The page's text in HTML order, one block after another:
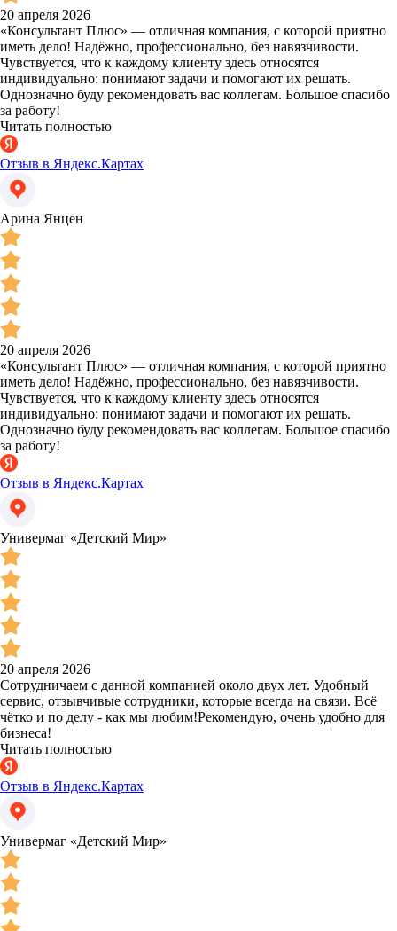
20 апреля 2026
«Консультант Плюс» — отличная компания, с которой приятно
иметь дело! Надёжно, профессионально, без навязчивости.
Чувствуется, что к каждому клиенту здесь относятся
индивидуально: понимают задачи и помогают их решать.
Однозначно буду рекомендовать вас коллегам. Большое спасибо
за работу!
Читать полностью
Отзыв в Яндекс.Картах
Арина Янцен
20 апреля 2026
«Консультант Плюс» — отличная компания, с которой приятно
иметь дело! Надёжно, профессионально, без навязчивости.
Чувствуется, что к каждому клиенту здесь относятся
индивидуально: понимают задачи и помогают их решать.
Однозначно буду рекомендовать вас коллегам. Большое спасибо
за работу!
Отзыв в Яндекс.Картах
Универмаг «Детский Мир»
20 апреля 2026
Сотрудничаем с данной компанией около двух лет. Удобный
сервис, отзывчивые сотрудники, которые всегда на связи. Всё
чётко и по делу - как мы любим!Рекомендую, очень удобно для
бизнеса!
Читать полностью
Отзыв в Яндекс.Картах
Универмаг «Детский Мир»